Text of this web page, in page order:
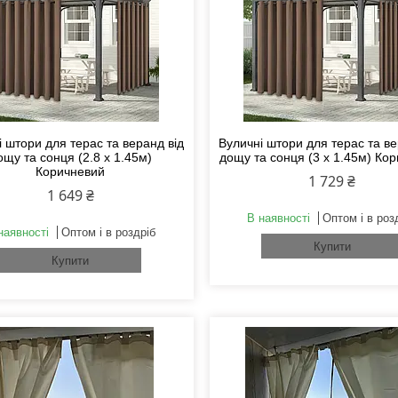
штори для терас та веранд від
та сонця (2.8 х 1.45м)
Коричневий
1 649 ₴
Оптом і в роздріб
Купити
Вуличні штори для терас та
дощу та сонця (3 х 1.45м)
1 729 ₴
В наявності Оптом і в
Купити